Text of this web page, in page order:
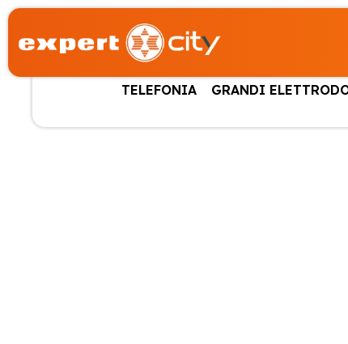
TELEFONIA GRANDI